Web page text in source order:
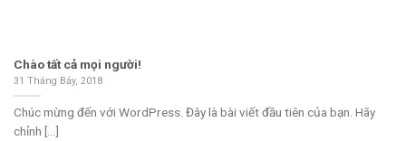
Chào tất cả mọi người!
31 Tháng Bảy, 2018
Chúc mừng đến với WordPress. Đây là bài viết đầu tiên của bạn. Hãy
chỉnh [...]